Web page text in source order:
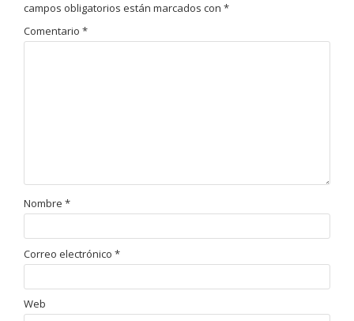
campos obligatorios están marcados con *
Comentario *
Nombre *
Correo electrónico *
Web